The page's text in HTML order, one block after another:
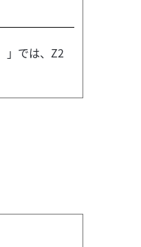
」では、Z2